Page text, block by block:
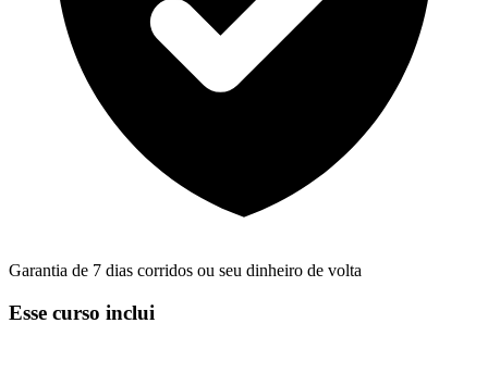
Garantia de 7 dias corridos ou seu dinheiro de volta
Esse curso inclui